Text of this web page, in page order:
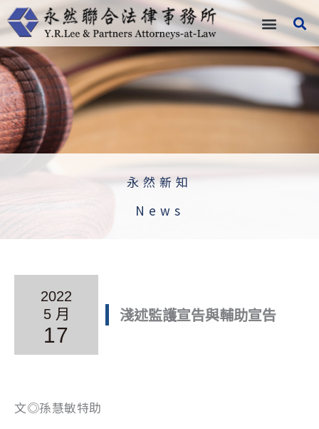
跳
至
主
要
內
容
永然新知
News
2022
5 月
17
淺述監護宣告與輔助宣告
文◎孫慧敏特助